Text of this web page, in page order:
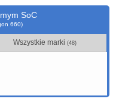
SoC
660)
Wszystkie marki (48)